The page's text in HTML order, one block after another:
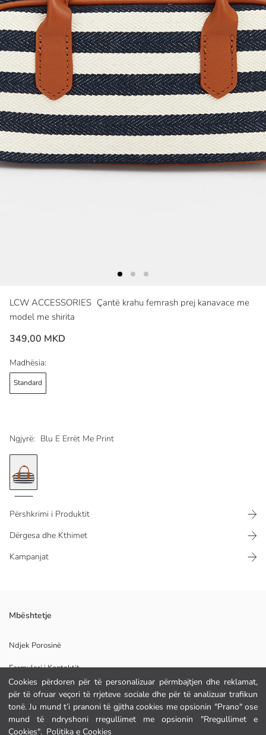
Cookies përdoren për të personalizuar përmbajtjen dhe reklamat,
për të ofruar veçori të rrjeteve sociale dhe për të analizuar trafikun
tonë. Ju mund t’i pranoni të gjitha cookies me opsionin "Prano" ose
mund të ndryshoni rregullimet me opsionin "Rregullimet e
Cookies". Politika e Cookies
LCW ACCESSORIES Çantë krahu femrash prej kanavace me
model me shirita
349,00 MKD
Ngjyrë: Blu E Errët Me Print
Madhësia:
Standard
Përshkrimi i Produktit
Dërgesa dhe Kthimet
Kampanjat
Model me shirita, çantë krahu për femra e bërë nga pëlhurë kanavacë, ka
doreza për ta mbajtur në dorë dhe mbyllet me zinxhir.
Astar:
Pelhure Baze:
Veshje:
Origjina:
Furnizuesi:
Markë:
Gjinia:
Mbështetje
Ndjek Porosinë
Formulari i Kontaktit
NDIHMË